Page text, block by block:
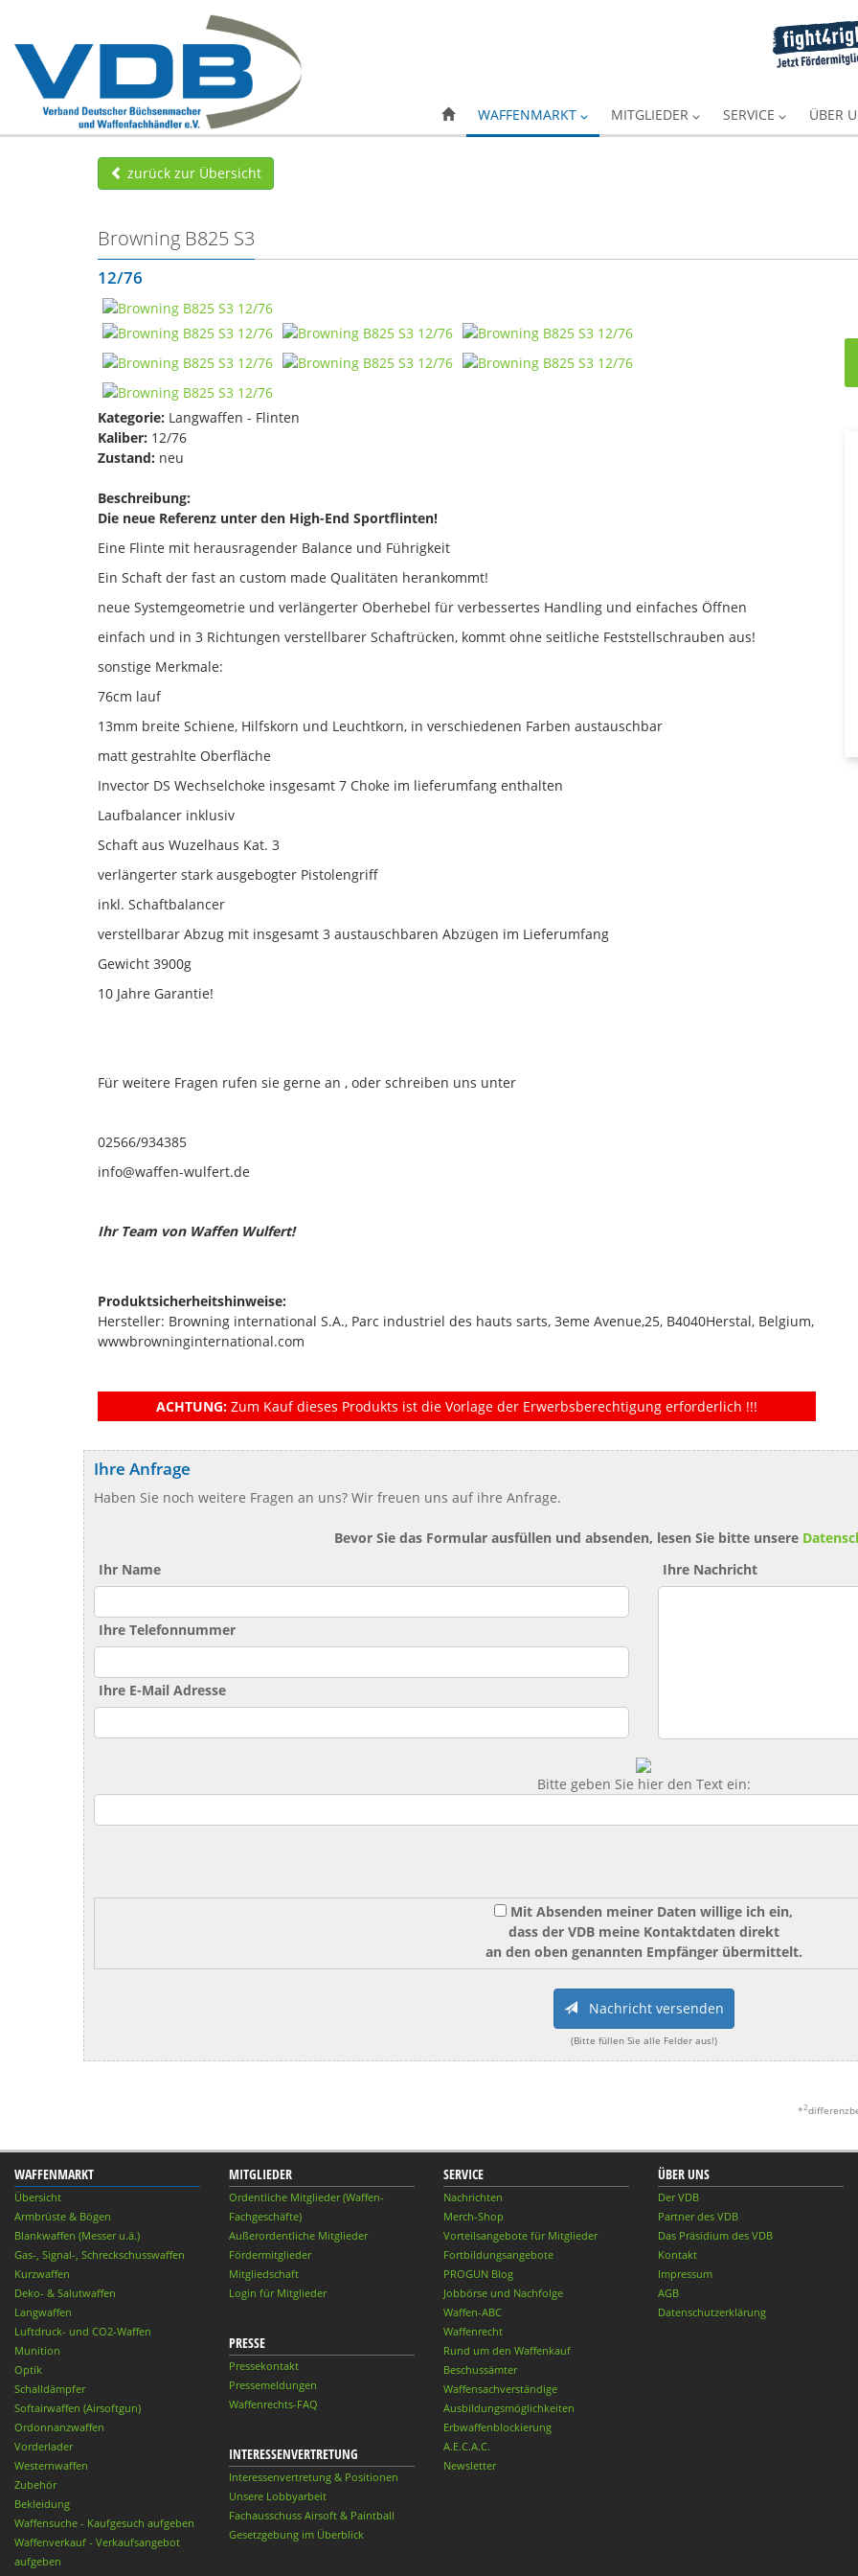
WAFFENMARKT MITGLIEDER SERVICE ÜBER
zurück zur Übersicht
Browning B825 S3
12/76
Kategorie: Langwaffen - Flinten
Kaliber: 12/76
Zustand: neu
Beschreibung:
Die neue Referenz unter den High-End Sportflinten!
Eine Flinte mit herausragender Balance und Führigkeit
Ein Schaft der fast an custom made Qualitäten herankommt!
neue Systemgeometrie und verlängerter Oberhebel für verbessertes Handling und einfaches Öffnen
einfach und in 3 Richtungen verstellbarer Schaftrücken, kommt ohne seitliche Feststellschrauben aus!
sonstige Merkmale:
76cm lauf
13mm breite Schiene, Hilfskorn und Leuchtkorn, in verschiedenen Farben austauschbar
matt gestrahlte Oberfläche
Invector DS Wechselchoke insgesamt 7 Choke im lieferumfang enthalten
Laufbalancer inklusiv
Schaft aus Wuzelhaus Kat. 3
verlängerter stark ausgebogter Pistolengriff
inkl. Schaftbalancer
verstellbarar Abzug mit insgesamt 3 austauschbaren Abzügen im Lieferumfang
Gewicht 3900g
10 Jahre Garantie!
Für weitere Fragen rufen sie gerne an , oder schreiben uns unter
02566/934385
info@waffen-wulfert.de
Ihr Team von Waffen Wulfert!
Produktsicherheitshinweise:
Hersteller: Browning international S.A., Parc industriel des hauts sarts, 3eme Avenue,25, B4040Herstal, Belgium,
wwwbrowninginternational.com
ACHTUNG: Zum Kauf dieses Produkts ist die Vorlage der Erwerbsberechtigung erforderlich !!!
Ihre Anfrage
Haben Sie noch weitere Fragen an uns? Wir freuen uns auf ihre Anfrage.
Bevor Sie das Formular ausfüllen und absenden, lesen Sie bitte unsere
Ihr Name
Ihre Telefonnummer
Ihre E-Mail Adresse
Ihre Nachricht
Bitte geben Sie hier den Text ein:
Mit Absenden meiner Daten willige ich ein,
dass der VDB meine Kontaktdaten direkt
an den oben genannten Empfänger übermittelt.
Nachricht versenden
(Bitte füllen Sie alle Felder aus!)
*2
WAFFENMARKT
Übersicht
Armbrüste & Bögen
Blankwaffen (Messer u.ä.)
Gas-, Signal-, Schreckschusswaffen
Kurzwaffen
Deko- & Salutwaffen
Langwaffen
Luftdruck- und CO2-Waffen
Munition
Optik
Schalldämpfer
Softairwaffen (Airsoftgun)
Ordonnanzwaffen
Vorderlader
Westernwaffen
Zubehör
Bekleidung
Waffensuche - Kaufgesuch aufgeben
Waffenverkauf - Verkaufsangebot
aufgeben
MITGLIEDER
Ordentliche Mitglieder (Waffen-
Fachgeschäfte)
Außerordentliche Mitglieder
Fördermitglieder
Mitgliedschaft
Login für Mitglieder
PRESSE
Pressekontakt
Pressemeldungen
Waffenrechts-FAQ
INTERESSENVERTRETUNG
Interessenvertretung & Positionen
Unsere Lobbyarbeit
Fachausschuss Airsoft & Paintball
Gesetzgebung im Überblick
SERVICE
Nachrichten
Merch-Shop
Vorteilsangebote für Mitglieder
Fortbildungsangebote
PROGUN Blog
Jobbörse und Nachfolge
Waffen-ABC
Waffenrecht
Rund um den Waffenkauf
Beschussämter
Waffensachverständige
Ausbildungsmöglichkeiten
Erbwaffenblockierung
A.E.C.A.C.
Newsletter
ÜBER UNS
Der VDB
Partner des VDB
Das Präsidium des VDB
Kontakt
Impressum
AGB
Datenschutzerklärung